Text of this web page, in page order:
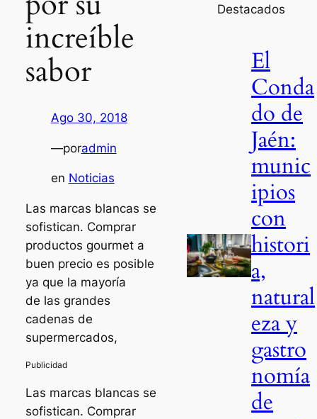
increíble
sabor
Ago 30, 2018
—poradmin
en Noticias
Las marcas blancas se
sofistican. Comprar
productos gourmet a
buen precio es posible
ya que la mayoría
de las grandes
cadenas de
supermercados,
Las marcas blancas se
sofistican. Comprar
Destacados
El
Conda
do de
Jaén:
munic
ipios
con
histori
a,
natural
eza y
gastro
nomía
de